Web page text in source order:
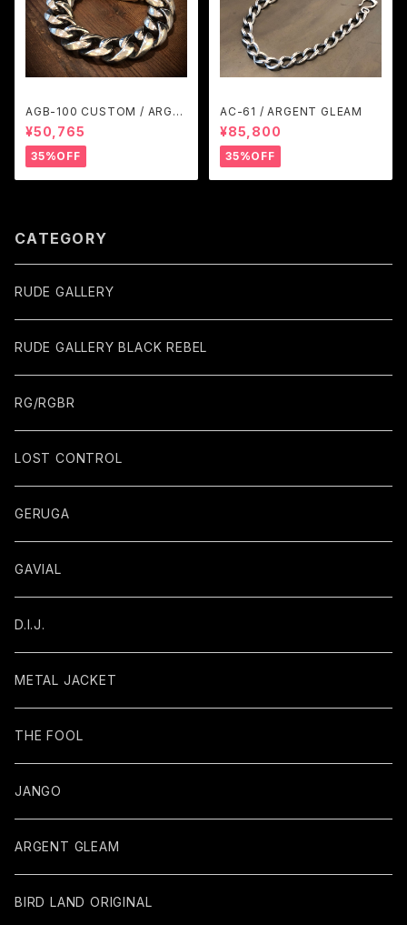
AGB-100 CUSTOM / ARGE
NT GLEAM
¥50,765
35%OFF
AC-61 / ARGENT GLEAM
¥85,800
35%OFF
CATEGORY
RUDE GALLERY
RUDE GALLERY BLACK REBEL
RG/RGBR
LOST CONTROL
GERUGA
GAVIAL
D.I.J.
METAL JACKET
THE FOOL
JANGO
ARGENT GLEAM
BIRD LAND ORIGINAL